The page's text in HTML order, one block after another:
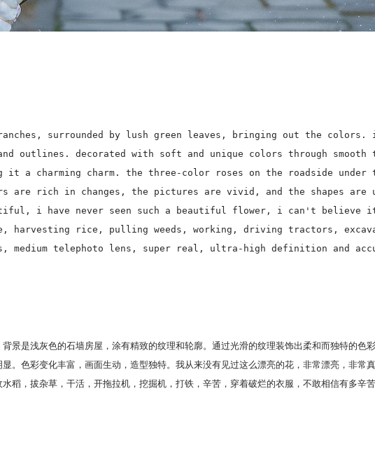
surrounded by lush green leaves, bringing out the
outlines. decorated with soft and unique colors through
it a charming charm. the three-color roses on the roadside
are rich in changes, the pictures are vivid, and the shapes are
i have never seen such a beautiful flower, i can't
rice, pulling weeds, working, driving tractors,
telephoto lens, super real, ultra-high definition and
景是浅灰色的石墙房屋，涂有精致的纹理和轮廓。通过光滑的纹理装饰出柔和而独特的色
。色彩变化丰富，画面生动，造型独特。我从来没有见过这么漂亮的花，非常漂亮，非常
稻，拔杂草，干活，开拖拉机，挖掘机，打铁，辛苦，穿着破烂的衣服，不敢相信有多